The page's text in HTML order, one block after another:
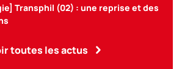
Transphil (02) : une reprise et des
toutes les actus